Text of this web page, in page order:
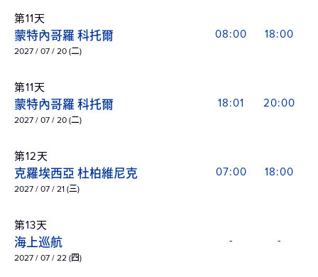
第11天
蒙特內哥羅 科托爾
2027 / 07 / 20 (二)
08:00 18:00
第11天
蒙特內哥羅 科托爾
2027 / 07 / 20 (二)
18:01 20:00
第12天
克羅埃西亞 杜柏維尼克
2027 / 07 / 21 (三)
07:00 18:00
第13天
海上巡航
2027 / 07 / 22 (四)
- -